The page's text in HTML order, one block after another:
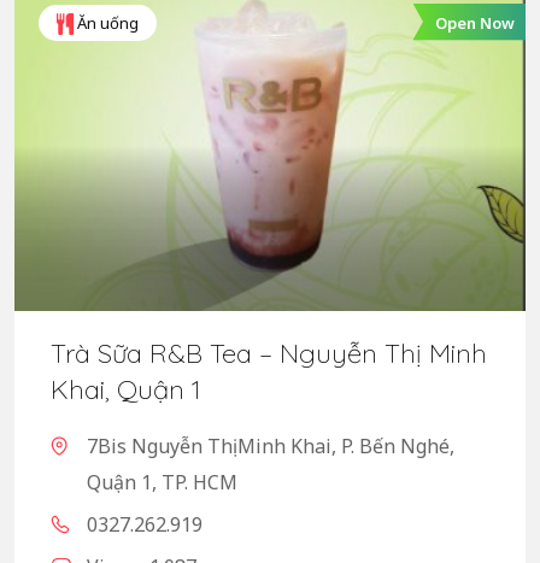
Ăn uống Open Now
Trà Sữa R&B Tea – Nguyễn Thị Minh
Khai, Quận 1
7Bis Nguyễn Thị Minh Khai, P. Bến Nghé,
Quận 1, TP. HCM
0327.262.919